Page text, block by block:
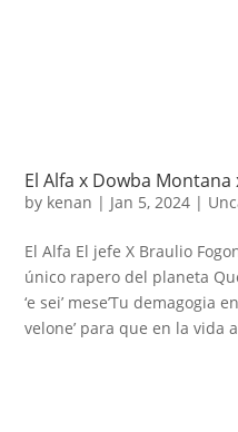
El Alfa x Dowba Montana
by kenan | Jan 5, 2024 |
El Alfa El jefe X Braulio
único rapero del planeta
‘e sei’ mese’Tu demagogia
velone’ para que en la vida